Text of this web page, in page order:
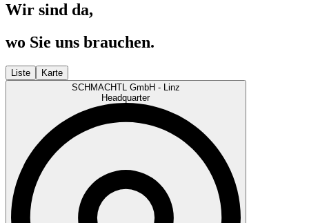
Wir sind da,
wo Sie uns brauchen.
Liste
Karte
SCHMACHTL GmbH - Linz
Headquarter